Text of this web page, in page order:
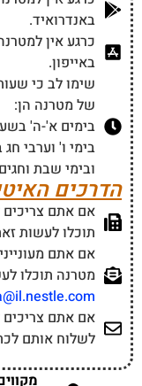
באנדרואיד.
כרגע אין
באייפון.
שימו לב כי
של מטרנה הן:
בימים א'-ה' בשעות 08:00-
בימי ו' וערבי
ובימי שבת
הדרכים
אם אתם
תוכלו לעשות זאת
אם אתם
מטרנה תוכלו
אם אתם
לשלוח אותם